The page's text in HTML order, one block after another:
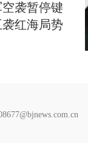
袭暂停键
红海局势